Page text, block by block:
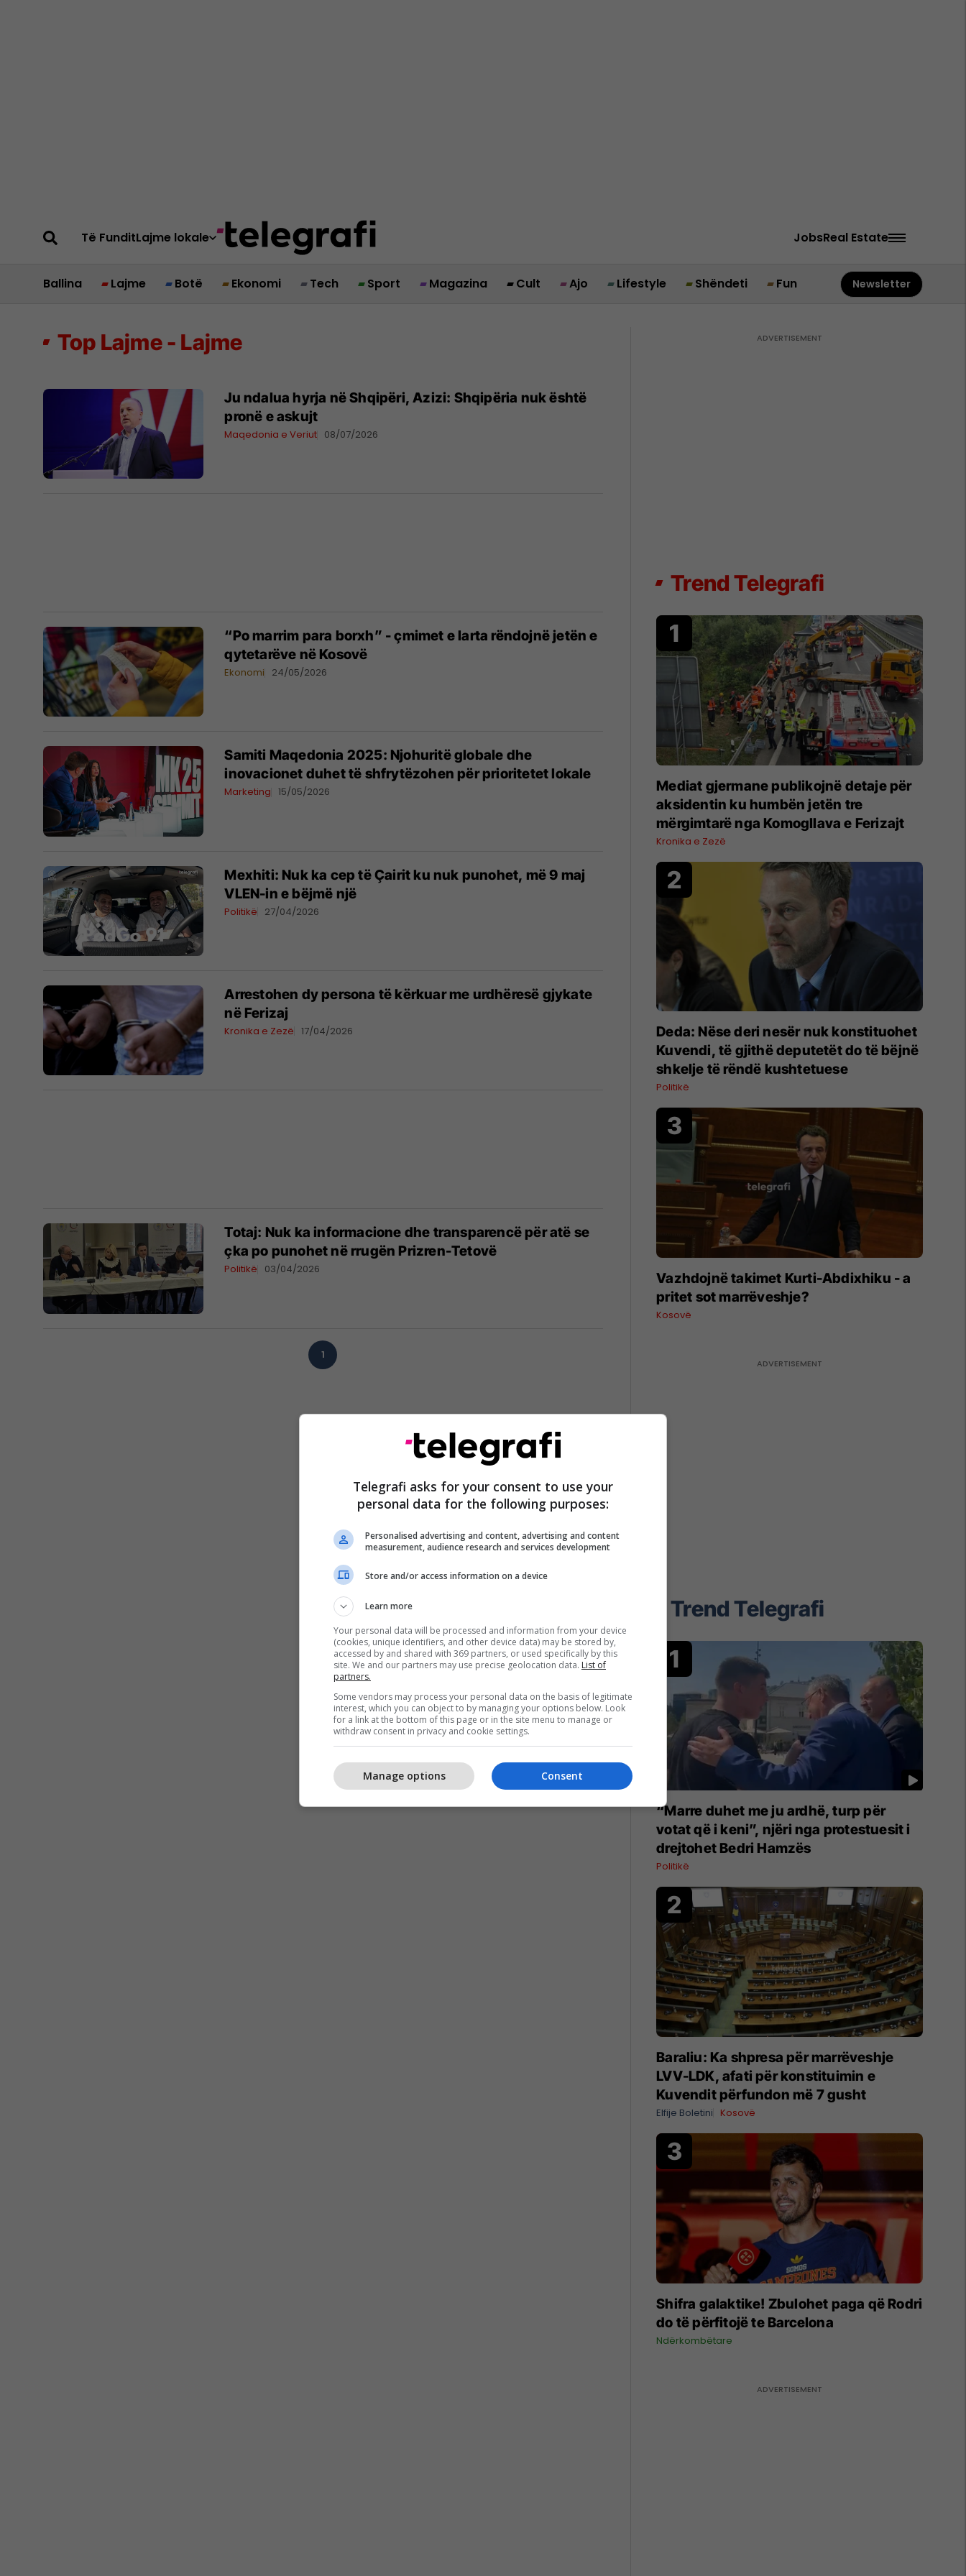
Të FunditLajme lokale JobsReal Estate
Ballina Lajme Botë Ekonomi Tech Sport Magazina Cult Ajo Lifestyle Shëndeti Fun Newsletter
Top Lajme - Lajme
Ju ndalua hyrja në Shqipëri, Azizi: Shqipëria nuk është
pronë e askujt
Maqedonia e Veriut 08/07/2026
“Po marrim para borxh” - çmimet e larta rëndojnë jetën e
qytetarëve në Kosovë
Ekonomi 24/05/2026
Samiti Maqedonia 2025: Njohuritë globale dhe
inovacionet duhet të shfrytëzohen për prioritetet lokale
Marketing 15/05/2026
Mexhiti: Nuk ka cep të Çairit ku nuk punohet, më 9 maj
VLEN-in e bëjmë një
Politikë 27/04/2026
Arrestohen dy persona të kërkuar me urdhëresë gjykate
në Ferizaj
Kronika e Zezë 17/04/2026
Totaj: Nuk ka informacione dhe transparencë për atë se
çka po punohet në rrugën Prizren-Tetovë
Politikë 03/04/2026
1
Trend Telegrafi
Mediat gjermane publikojnë detaje për
aksidentin ku humbën jetën tre
mërgimtarë nga Komogllava e Ferizajt
Kronika e Zezë
Deda: Nëse deri nesër nuk konstituohet
Kuvendi, të gjithë deputetët do të bëjnë
shkelje të rëndë kushtetuese
Politikë
Vazhdojnë takimet Kurti-Abdixhiku - a
pritet sot marrëveshje?
Kosovë
Trend Telegrafi
“Marre duhet me ju ardhë, turp për
votat që i keni”, njëri nga protestuesit i
drejtohet Bedri Hamzës
Politikë
Baraliu: Ka shpresa për marrëveshje
LVV-LDK, afati për konstituimin e
Kuvendit përfundon më 7 gusht
Elfije Boletini Kosovë
Shifra galaktike! Zbulohet paga që Rodri
do të përfitojë te Barcelona
Ndërkombëtare
Telegrafi asks for your consent to use your
personal data for the following purposes:
Personalised advertising and content, advertising and content
measurement, audience research and services development
Store and/or access information on a device
Learn more
Your personal data will be processed and information from your device
(cookies, unique identifiers, and other device data) may be stored by,
accessed by and shared with 369 partners, or used specifically by this
site. We and our partners may use precise geolocation data. List of
partners.
Some vendors may process your personal data on the basis of legitimate
interest, which you can object to by managing your options below. Look
for a link at the bottom of this page or in the site menu to manage or
withdraw consent in privacy and cookie settings.
Consent
Manage options